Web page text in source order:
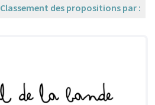
Classement des propositions par :